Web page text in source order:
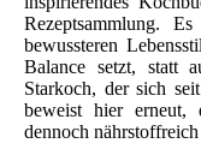
Rezeptsammlung.
bewussteren
Balance setzt, statt
Starkoch, der sich
beweist hier erneut,
dennoch